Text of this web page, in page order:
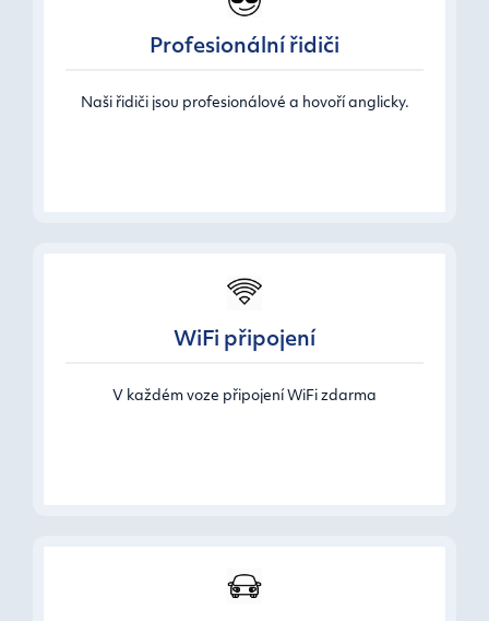
Profesionální řidiči
Naši řidiči jsou profesionálové a hovoří anglicky.
WiFi připojení
V každém voze připojení WiFi zdarma